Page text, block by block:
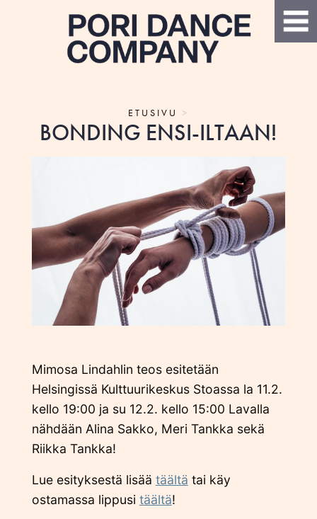
ETUSIVU >
BONDING ENSI-ILTAAN!
Mimosa Lindahlin teos esitetään
Helsingissä Kulttuurikeskus Stoassa la 11.2.
kello 19:00 ja su 12.2. kello 15:00 Lavalla
nähdään Alina Sakko, Meri Tankka sekä
Riikka Tankka!
Lue esityksestä lisää täältä tai käy
ostamassa lippusi täältä!